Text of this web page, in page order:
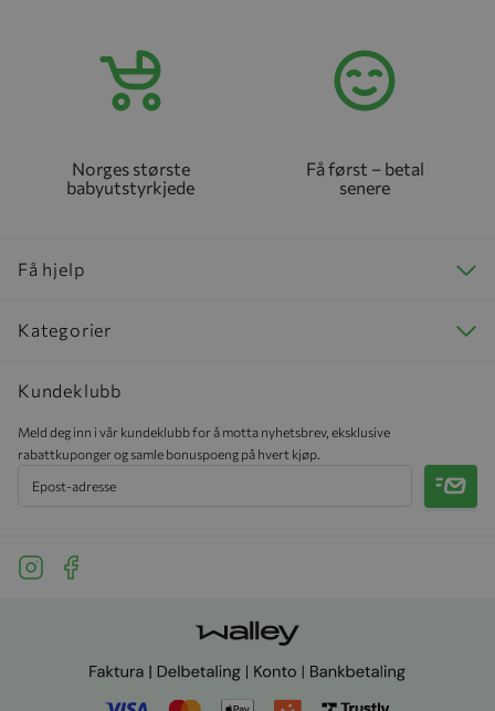
Norges største
babyutstyrkjede
Få først – betal
senere
Få hjelp
Kategorier
Kundeklubb
Meld deg inn i vår kundeklubb for å motta nyhetsbrev, eksklusive
rabattkuponger og samle bonuspoeng på hvert kjøp.
Meld
See our Instagram
See our Facebook